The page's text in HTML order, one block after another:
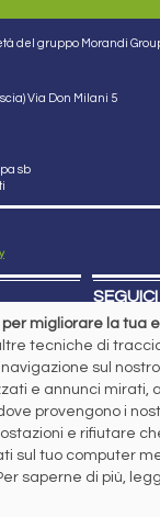
del gruppo Morandi Group
Via Don Milani 5
sb
SOCIAL
interamente versato
per migliorare la tua
tecniche di
sul
e annunci mirati,
provengono i
e rifiutare
sul tuo computer
saperne di più,